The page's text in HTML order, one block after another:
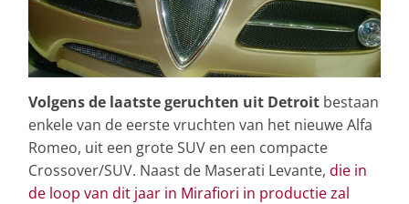
Volgens de laatste geruchten uit Detroit bestaan
enkele van de eerste vruchten van het nieuwe Alfa
Romeo, uit een grote SUV en een compacte
Crossover/SUV. Naast de Maserati Levante, die in
de loop van dit jaar in Mirafiori in productie zal